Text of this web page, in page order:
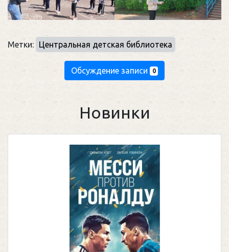
Метки: Центральная детская библиотека
Обсуждение записи 0
Новинки